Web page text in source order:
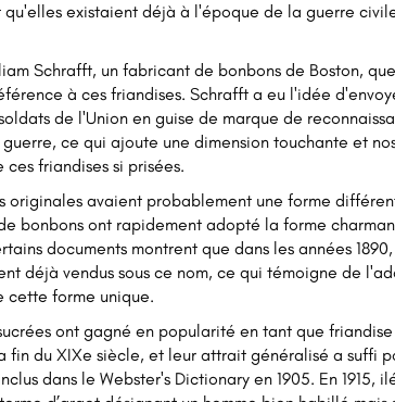
qu'elles existaient déjà à l'époque de la guerre
Schrafft, un fabricant de bonbons de Boston,
à ces friandises. Schrafft a eu l'idée
de l'Union en guise de marque de
ce qui ajoute une dimension touchante et
ces friandises si prisées.
originales avaient probablement une forme
bonbons ont rapidement adopté la forme
documents montrent que dans les années
déjà vendus sous ce nom, ce qui témoigne de
cette forme unique.
ont gagné en popularité en tant que
fin du XIXe siècle, et leur attrait généralisé a suffi
dans le Webster's Dictionary en 1905. En 1915,